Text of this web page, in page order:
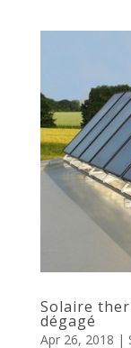
Solaire
dégagé
Apr 26, 2018 |